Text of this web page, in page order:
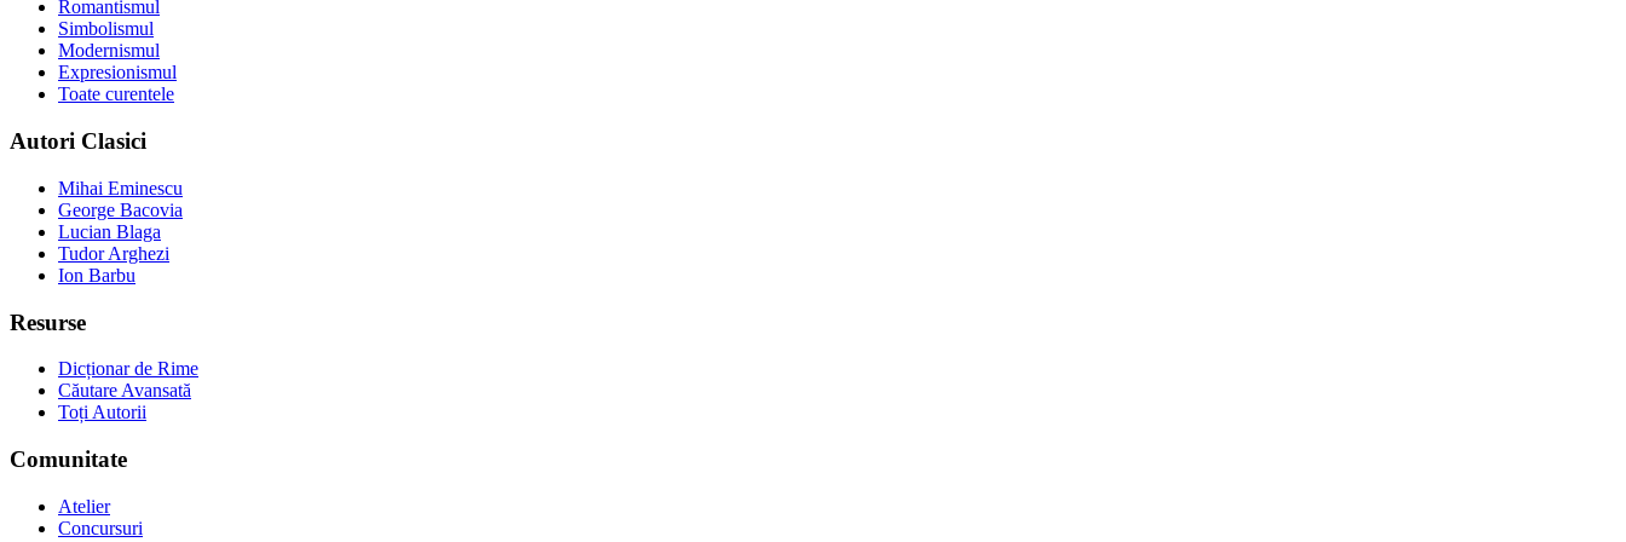
Romantismul
Simbolismul
Modernismul
Expresionismul
Toate curentele
Autori Clasici
Mihai Eminescu
George Bacovia
Lucian Blaga
Tudor Arghezi
Ion Barbu
Resurse
Dicționar de Rime
Căutare Avansată
Toți Autorii
Comunitate
Atelier
Concursuri